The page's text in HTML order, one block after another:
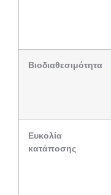
Βιοδιαθεσιμότητα
Ευκολία
κατάποσης